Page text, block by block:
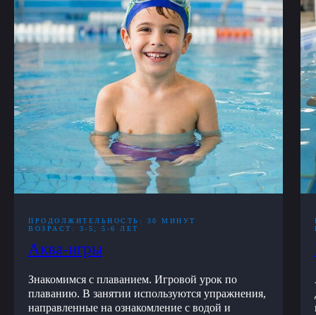
ПРОДОЛЖИТЕЛЬНОСТЬ: 30 МИНУТ
ВОЗРАСТ: 3-5, 5-6 ЛЕТ
Аква-игры
Знакомимся с плаванием. Игровой урок по
плаванию. В занятии используются упражнения,
направленные на ознакомление с водой и